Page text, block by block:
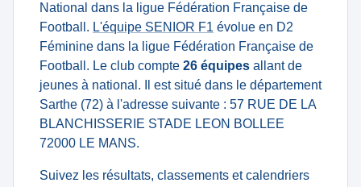
National dans la ligue Fédération Française de
Football. L'équipe SENIOR F1 évolue en D2
Féminine dans la ligue Fédération Française de
Football. Le club compte 26 équipes allant de
jeunes à national. Il est situé dans le département
Sarthe (72) à l'adresse suivante : 57 RUE DE LA
BLANCHISSERIE STADE LEON BOLLEE
72000 LE MANS.
Suivez les résultats, classements et calendriers